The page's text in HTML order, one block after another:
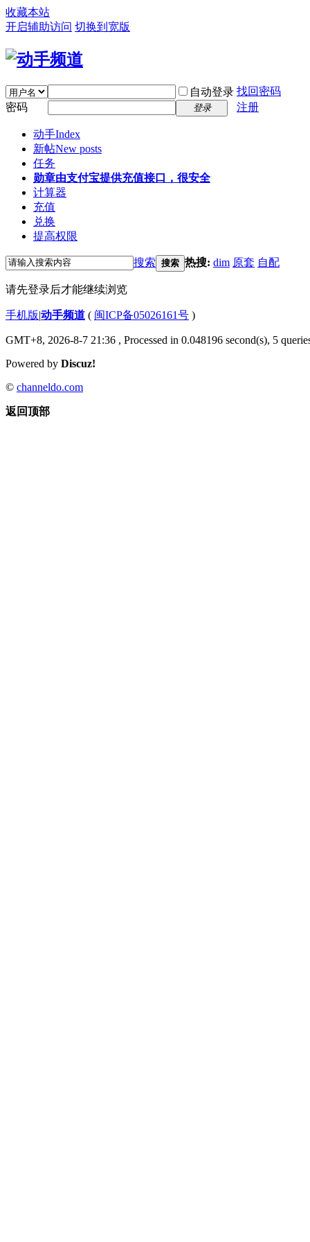
收藏本站
开启辅助访问 切换到宽版
自动登录 找回密码
密码
登录 注册
动手Index
新帖New posts
任务
勋章由支付宝提供充值接口，很安全
计算器
充值
兑换
提高权限
搜索 搜索 热搜: dim 原套 自配
请先登录后才能继续浏览
手机版|动手频道 ( 闽ICP备05026161号 )
GMT+8, 2026-8-7 21:36 , Processed in 0.048196 second(s), 5
Powered by Discuz!
© channeldo.com
返回顶部